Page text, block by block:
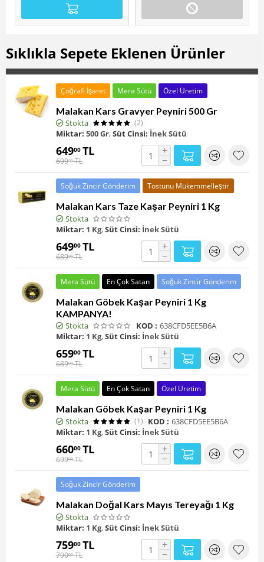
Sıklıkla Sepete Eklenen Ürünler
Çoğrafi İşaret Mera Sütü Özel Üretim
Malakan Kars Gravyer Peyniri 500 Gr
Stokta (2)
Miktar: 500 Gr,Süt Cinsi: İnek Sütü
64900 TL
69900 TL
+
−
Soğuk Zincir Gönderim Tostunu Mükemmelleştir
Malakan Kars Taze Kaşar Peyniri 1 Kg
Stokta
Miktar: 1 Kg,Süt Cinsi: İnek Sütü
64900 TL
68900 TL
+
−
Mera Sütü En Çok Satan Soğuk Zincir Gönderim
Malakan Göbek Kaşar Peyniri 1 Kg
KAMPANYA!
Stokta KOD : 638CFD5EE5B6A
Miktar: 1 Kg,Süt Cinsi: İnek Sütü
65900 TL
68900 TL
+
−
Mera Sütü En Çok Satan Özel Üretim
Malakan Göbek Kaşar Peyniri 1 Kg
Stokta (1) KOD : 638CFD5EE5B6A
Miktar: 1 Kg,Süt Cinsi: İnek Sütü
66000 TL
69900 TL
+
−
Soğuk Zincir Gönderim
Malakan Doğal Kars Mayıs Tereyağı 1 Kg
Stokta
Miktar: 1 Kg,Süt Cinsi: İnek Sütü
75900 TL
79000 TL
+
−